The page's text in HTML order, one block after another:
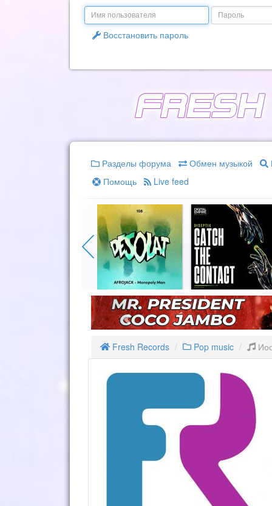
Email
Пароль
Восстановить пароль
Разделы форума Обмен музыкой
Помощь
Live feed
Fresh Records Pop music